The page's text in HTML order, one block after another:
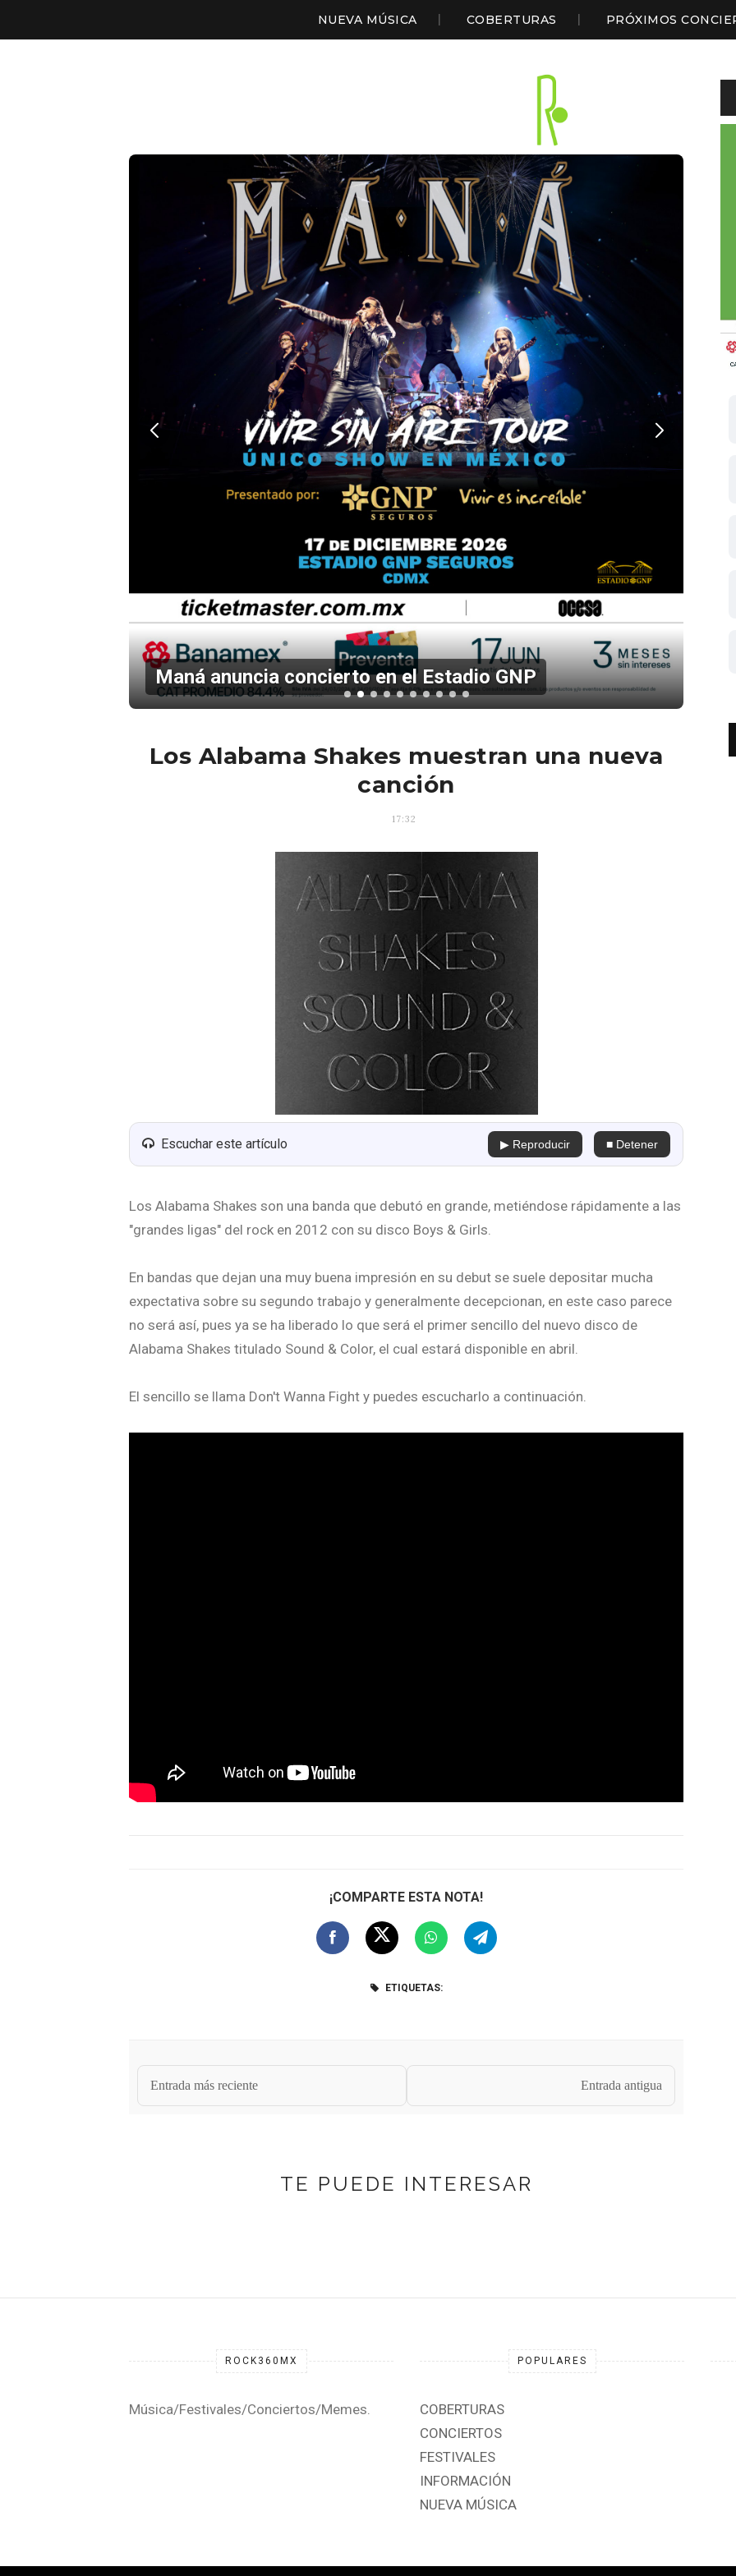
NUEVA MÚSICA COBERTURAS PRÓXIMOS
Maná anuncia concierto en el Estadio GNP
Los Alabama Shakes muestran una nueva
canción
17:32
Escuchar este artículo ▶ Reproducir ■ Detener
Los Alabama Shakes son una banda que debutó en grande, metiéndose rápidamente a las
"grandes ligas" del rock en 2012 con su disco Boys & Girls.
En bandas que dejan una muy buena impresión en su debut se suele depositar mucha
expectativa sobre su segundo trabajo y generalmente decepcionan, en este caso parece
no será así, pues ya se ha liberado lo que será el primer sencillo del nuevo disco de
Alabama Shakes titulado Sound & Color, el cual estará disponible en abril.
El sencillo se llama Don't Wanna Fight y puedes escucharlo a continuación.
¡COMPARTE ESTA NOTA!
ETIQUETAS:
Entrada más reciente Entrada antigua
TE PUEDE INTERESAR
ROCK360MX
Música/Festivales/Conciertos/Memes.
POPULARES
COBERTURAS
CONCIERTOS
FESTIVALES
INFORMACIÓN
NUEVA MÚSICA